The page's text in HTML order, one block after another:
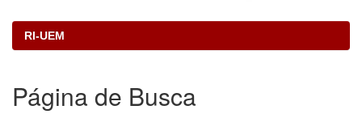
RI-UEM
Página de Busca